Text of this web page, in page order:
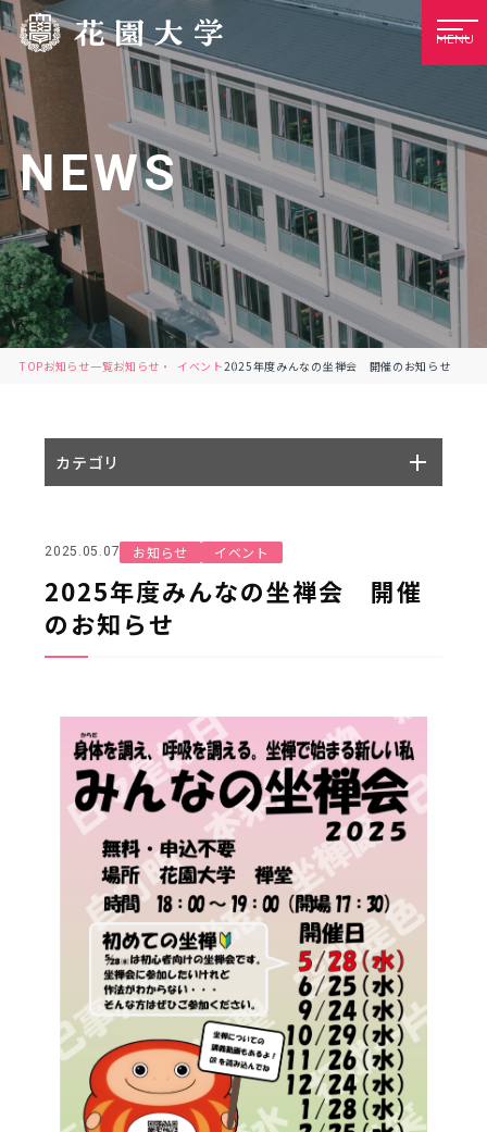
MENU
NEWS
TOPお知らせ一覧お知らせ イベント2025年度みんなの坐禅会 開催のお知らせ
2025.05.07 お知らせ イベント
2025年度みんなの坐禅会 開催
のお知らせ
カテゴリ